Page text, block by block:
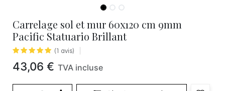
Carrelage sol et mur 60x120 cm 9mm
Pacific Statuario Brillant
(1 avis)
43,06 € TVA incluse